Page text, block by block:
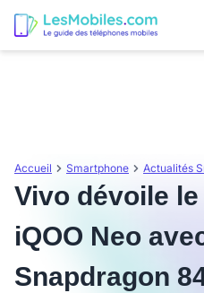
Accueil Smartphone Actualités
Vivo dévoile
iQOO Neo
Snapdragon